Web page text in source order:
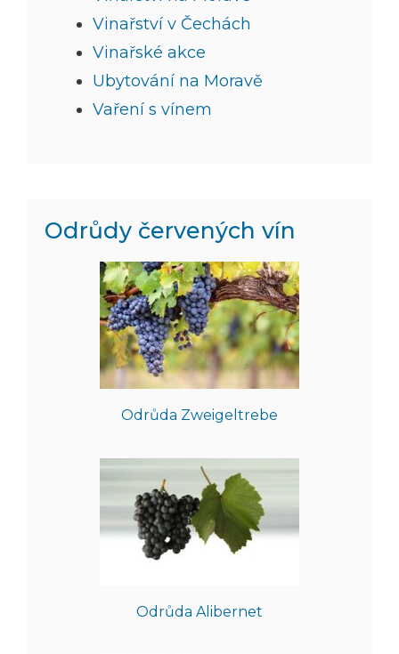
Vinařství v Čechách
Vinařské akce
Ubytování na Moravě
Vaření s vínem
Odrůdy červených vín
Odrůda Zweigeltrebe
Odrůda Alibernet